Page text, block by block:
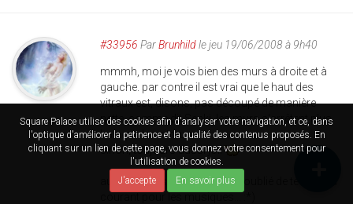
Square Palace utilise des cookies afin d'analyser votre navigation, et ce, dans
l'optique d'améliorer la petinence et la qualité des contenus proposés. En
cliquant sur un lien de cette page, vous donnez votre consentement pour
l'utilisation de cookies.
J'accepte
En savoir plus
#33956 ParBrunhildle jeu 19/06/2008 à 9h40
mmmh, moi je vois bien des murs à droite et à
gauche. par contre il est vrai que le haut des
vitraux est, disons, pas découpé de manière
nette. comme dit Senki, les murs s'arrêtent plus
bas que les vitraux.
sinon, toujours aussi joli
au fait, j'avais complètement oublié de te tenir au